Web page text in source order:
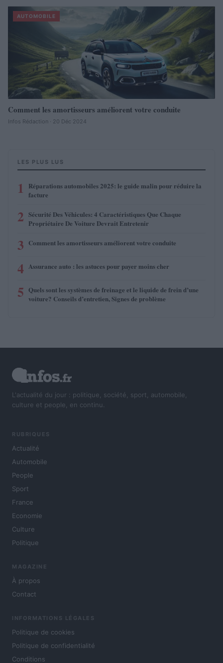
AUTOMOBILE
Comment les amortisseurs améliorent votre conduite
Infos Rédaction · 20 Déc 2024
LES PLUS LUS
1
Réparations automobiles 2025: le guide malin pour réduire la
facture
2 Sécurité Des Véhicules: 4 Caractéristiques Que Chaque
Propriétaire De Voiture Devrait Entretenir
3 Comment les amortisseurs améliorent votre conduite
4 Assurance auto : les astuces pour payer moins cher
5 Quels sont les systèmes de freinage et le liquide de frein d’une
voiture? Conseils d’entretien, Signes de problème
L'actualité du jour : politique, société, sport, automobile,
culture et people, en continu.
RUBRIQUES
Actualité
Automobile
People
Sport
France
Economie
Culture
Politique
MAGAZINE
À propos
Contact
INFORMATIONS LÉGALES
Politique de cookies
Politique de confidentialité
Conditions